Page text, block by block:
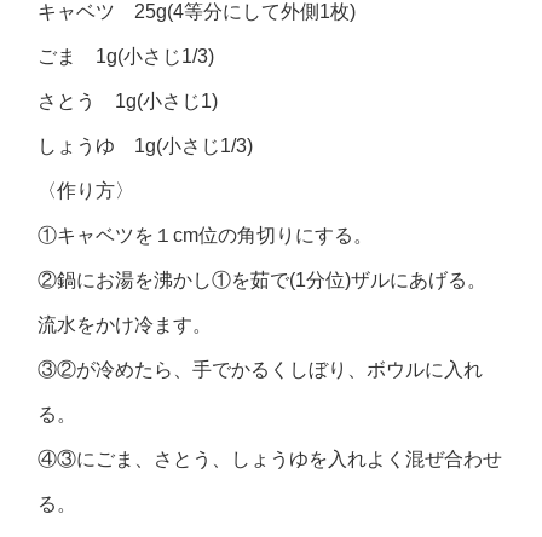
キャベツ 25g(4等分にして外側1枚)
ごま 1g(小さじ1/3)
さとう 1g(小さじ1)
しょうゆ 1g(小さじ1/3)
〈作り方〉
①キャベツを１cm位の角切りにする。
②鍋にお湯を沸かし①を茹で(1分位)ザルにあげる。
流水をかけ冷ます。
③②が冷めたら、手でかるくしぼり、ボウルに入れ
る。
④③にごま、さとう、しょうゆを入れよく混ぜ合わせ
る。